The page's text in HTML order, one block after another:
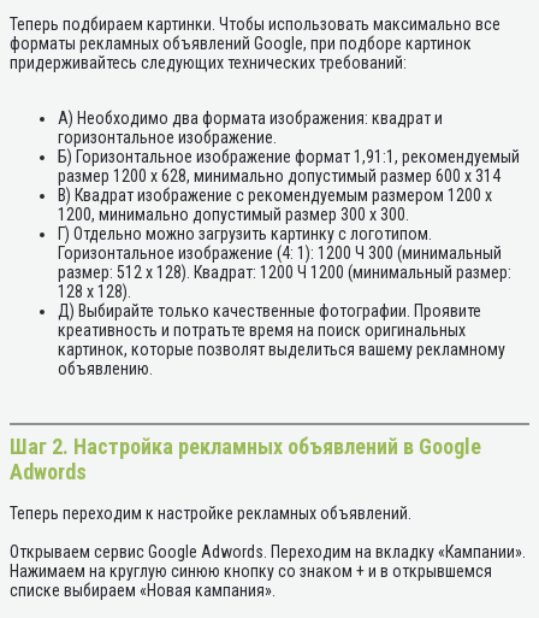
Теперь подбираем картинки. Чтобы использовать максимально все
форматы рекламных объявлений Google, при подборе картинок
придерживайтесь следующих технических требований:
А) Необходимо два формата изображения: квадрат и
горизонтальное изображение.
Б) Горизонтальное изображение формат 1,91:1, рекомендуемый
размер 1200 х 628, минимально допустимый размер 600 х 314
В) Квадрат изображение с рекомендуемым размером 1200 х
1200, минимально допустимый размер 300 х 300.
Г) Отдельно можно загрузить картинку с логотипом.
Горизонтальное изображение (4: 1): 1200 Ч 300 (минимальный
размер: 512 x 128). Квадрат: 1200 Ч 1200 (минимальный размер:
128 x 128).
Д) Выбирайте только качественные фотографии. Проявите
креативность и потратьте время на поиск оригинальных
картинок, которые позволят выделиться вашему рекламному
объявлению.
Шаг 2. Настройка рекламных объявлений в Google
Adwords
Теперь переходим к настройке рекламных объявлений.
Открываем сервис Google Adwords. Переходим на вкладку «Кампании».
Нажимаем на круглую синюю кнопку со знаком + и в открывшемся
списке выбираем «Новая кампания».